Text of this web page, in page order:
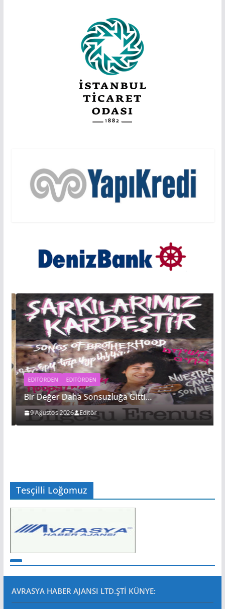
EDITÖRDEN EDİTÖRDEN
Bir Değer Daha Sonsuzluğa Gitti…
9 Ağustos 2026 Editör
Tesçilli Loğomuz
AVRASYA HABER AJANSI LTD.ŞTİ KÜNYE: